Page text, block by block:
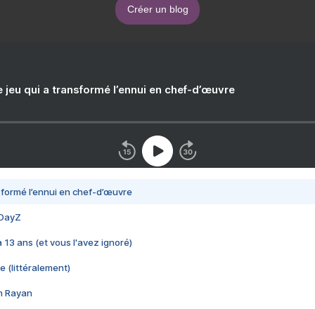
Créer un blog
jeu qui a transformé l’ennui en chef-d’œuvre
l’ennui en chef-d’œuvre
13 ans (et vous l'avez ignoré)
(littéralement)
Rayan